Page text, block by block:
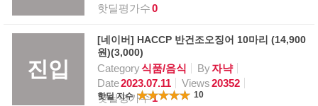
핫딜평가수0
진입
[네이버] HACCP 반건조오징어 10마리 (14,900
원)(3,000)
Category식품/음식 By자냑
Date2023.07.11 Views20352
핫딜평가수1
핫딜 지수 10